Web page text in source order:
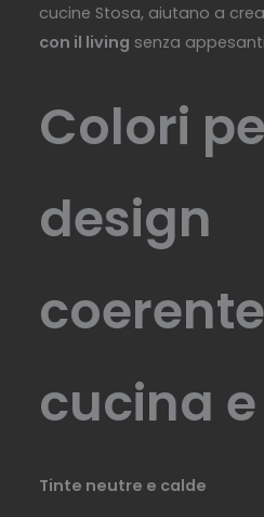
cucine Stosa, aiutano a
con il living senza
Colori
design
cucina
Tinte neutre e calde